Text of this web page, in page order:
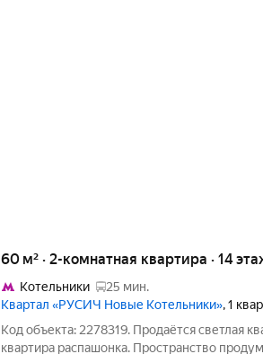
60 м² · 2-комнатная квартира · 14
Котельники
25 мин.
Квартал «РУСИЧ Новые Котельники», 1
Код объекта: 2278319. Продаётся светлая
квартира распашонка. Пространство